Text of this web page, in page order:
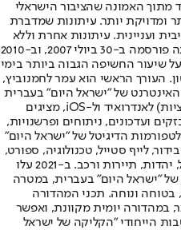
מתוך האמונה שהציבור הישראלי
ומדויקת יותר. עיתונות שמדברת
ועניינית. עיתונות אחרת וללא
תשלום. המהדורה המודפסת הראשונה פורסמה ב-30 ביולי 2007, וב-2010
שיעור החשיפה הגבוה ביותר בימי
העורך הראשי הוא עמר לחמנוביץ,
של "ישראל היום" בעברית
ובאנגלית, כמו כן היישומונים (אפליקציות) לאנדרואיד ול-iOS, מציגים
ועדכונים, ניתוחים ופרשנויות,
הדיגיטל של "ישראל היום"
לייף סטייל, טכנולוגיה, ספורט,
כלכלה וצרכנות, בריאות, חיילים, אוכל, יהדות, תיירות ורכב. ב-2021 עלו
של "ישראל היום" בעברית, במטרה
בטוחה ונוחה. תכני המהדורה
במהדורה יומית מקוונת, ואפשר
הייחודי "הקליקה של ישראל